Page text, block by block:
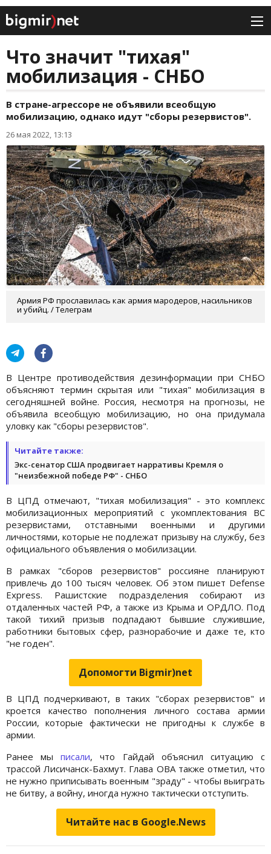
Что значит "тихая"
мобилизация - СНБО
В стране-агрессоре не объявили всеобщую
мобилизацию, однако идут "сборы резервистов".
26 мая 2022, 13:13
Армия РФ прославилась как армия мародеров, насильников
и убийц. / Телеграм
В Центре противодействия дезинформации при СНБО
объясняют термин скрытая или "тихая" мобилизация в
сегодняшней войне. Россия, несмотря на прогнозы, не
объявила всеобщую мобилизацию, но она придумала
уловку как "сборы резервистов".
Читайте также:
Экс-сенатор США продвигает нарративы Кремля о
"неизбежной победе РФ" - СНБО
В ЦПД отмечают, "тихая мобилизация" - это комплекс
мобилизационных мероприятий с укомплектования ВС
резервистами, отставными военными и другими
личностями, которые не подлежат призыву на службу, без
официального объявления о мобилизации.
В рамках "сборов резервистов" россияне планируют
привлечь до 100 тысяч человек. Об этом пишет Defense
Express. Рашистские подразделения собирают из
отдаленных частей РФ, а также из Крыма и ОРДЛО. Под
такой тихий призыв подпадают бывшие служившие,
работники бытовых сфер, разнорабочие и даже те, кто
"не годен".
Допомогти Bigmir)net
В ЦПД подчеркивают, в таких "сборах резервистов" и
кроется качество пополнения личного состава армии
России, которые фактически не пригодны к службе в
армии.
Ранее мыписали, что Гайдай объяснил ситуацию с
трассой Лисичанск-Бахмут. Глава ОВА также отметил, что
не нужно приписывать военным "зраду" - чтобы выиграть
не битву, а войну, иногда нужно тактически отступить.
Читайте нас в Google.News